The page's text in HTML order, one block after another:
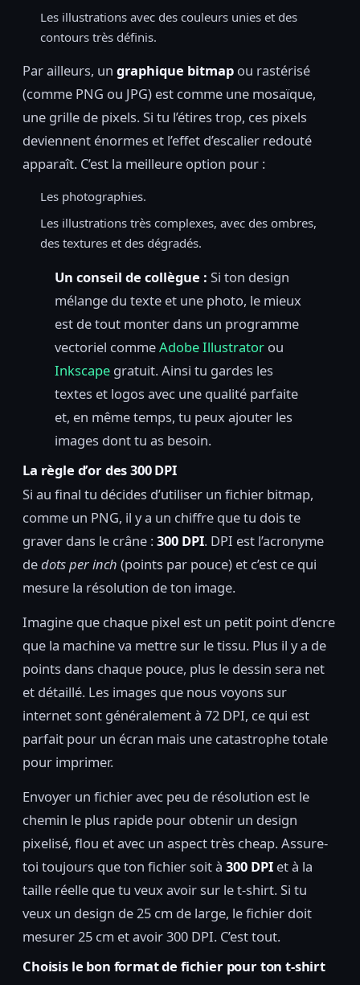
Les illustrations avec des couleurs unies et des
contours très définis.
Par ailleurs, un graphique bitmap ou rastérisé
(comme PNG ou JPG) est comme une mosaïque,
une grille de pixels. Si tu l’étires trop, ces pixels
deviennent énormes et l’effet d’escalier redouté
apparaît. C’est la meilleure option pour :
Les photographies.
Les illustrations très complexes, avec des ombres,
des textures et des dégradés.
Un conseil de collègue : Si ton design
mélange du texte et une photo, le mieux
est de tout monter dans un programme
vectoriel commeAdobe Illustrator ou
Inkscape gratuit. Ainsi tu gardes les
textes et logos avec une qualité parfaite
et, en même temps, tu peux ajouter les
images dont tu as besoin.
La règle d’or des 300 DPI
Si au final tu décides d’utiliser un fichier bitmap,
comme un PNG, il y a un chiffre que tu dois te
graver dans le crâne :300 DPI. DPI est l’acronyme
dedots per inch (points par pouce) et c’est ce qui
mesure la résolution de ton image.
Imagine que chaque pixel est un petit point d’encre
que la machine va mettre sur le tissu. Plus il y a de
points dans chaque pouce, plus le dessin sera net
et détaillé. Les images que nous voyons sur
internet sont généralement à 72 DPI, ce qui est
parfait pour un écran mais une catastrophe totale
pour imprimer.
Envoyer un fichier avec peu de résolution est le
chemin le plus rapide pour obtenir un design
pixelisé, flou et avec un aspect très cheap. Assure-
toi toujours que ton fichier soit à 300 DPI et à la
taille réelle que tu veux avoir sur le t-shirt. Si tu
veux un design de 25 cm de large, le fichier doit
mesurer 25 cm et avoir 300 DPI. C’est tout.
Choisis le bon format de fichier pour ton t-shirt